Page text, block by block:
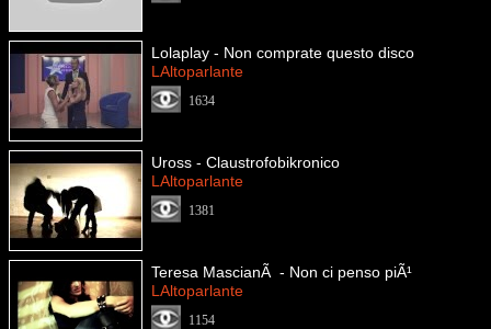
Lolaplay - Non comprate questo disco
LAltoparlante
1634
Uross - Claustrofobikronico
LAltoparlante
1381
Teresa MascianÃ - Non ci penso piÃ¹
LAltoparlante
1154